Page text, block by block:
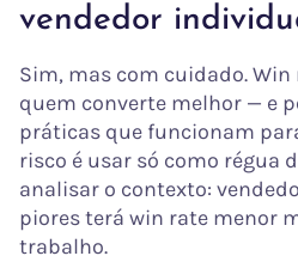
vendedor
Sim, mas com cuidado.
quem converte melhor — e
práticas que funcionam
risco é usar só como régua
analisar o contexto:
piores terá win rate menor
trabalho.